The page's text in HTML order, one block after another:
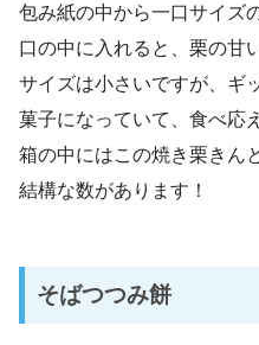
包み紙の中から一口サイズ
口の中に入れると、栗の甘
サイズは小さいですが、ギ
菓子になっていて、食べ応
箱の中にはこの焼き栗きん
結構な数があります！
そばつつみ餅